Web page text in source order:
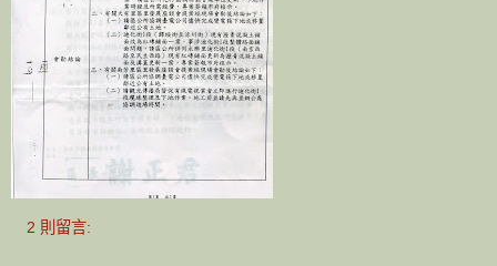
2 則留言: